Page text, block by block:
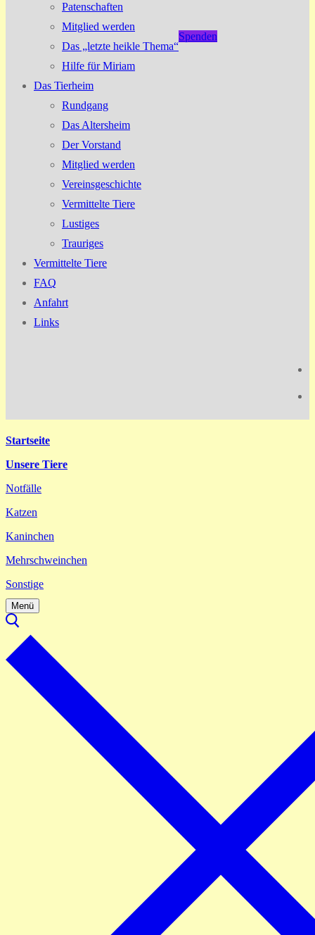
Patenschaften
Mitglied werden
Das „letzte heikle Thema“
Hilfe für Miriam
Das Tierheim
Rundgang
Das Altersheim
Der Vorstand
Mitglied werden
Vereinsgeschichte
Vermittelte Tiere
Lustiges
Trauriges
Vermittelte Tiere
FAQ
Anfahrt
Links
Spenden
Startseite
Unsere Tiere
Notfälle
Katzen
Kaninchen
Mehrschweinchen
Sonstige
Menü